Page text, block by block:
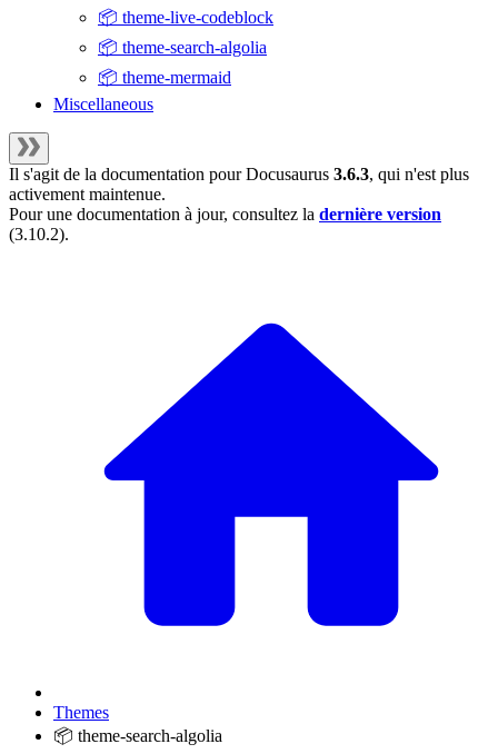
📦 theme-live-codeblock
📦 theme-search-algolia
📦 theme-mermaid
Miscellaneous
Il s'agit de la documentation pourDocusaurus 3.6.3, qui n'est plus
activement maintenue.
Pour une documentation à jour, consultez la dernière version
(3.10.2).
Themes
📦 theme-search-algolia